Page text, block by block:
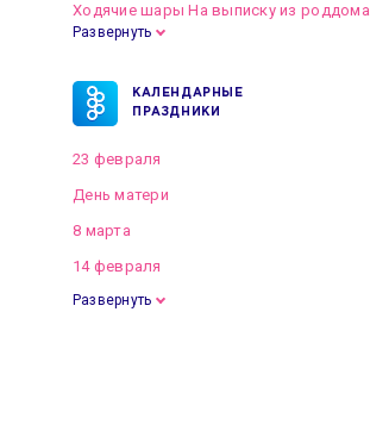
Ходячие шары На выписку из роддома
Развернуть
КАЛЕНДАРНЫЕ
ПРАЗДНИКИ
23 февраля
День матери
8 марта
14 февраля
Развернуть